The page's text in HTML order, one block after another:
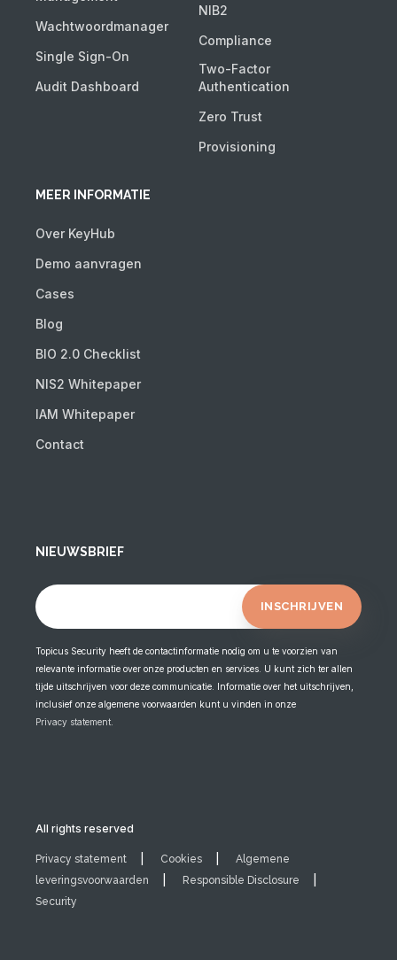
Wachtwoordmanager
Single Sign-On
Audit Dashboard
NIB2
Compliance
Two-Factor
Authentication
Zero Trust
Provisioning
MEER INFORMATIE
Over KeyHub
Demo aanvragen
Cases
Blog
BIO 2.0 Checklist
NIS2 Whitepaper
IAM Whitepaper
Contact
NIEUWSBRIEF
Topicus Security heeft de contactinformatie nodig om u te voorzien van
relevante informatie over onze producten en services. U kunt zich ter allen
tijde uitschrijven voor deze communicatie. Informatie over het uitschrijven,
inclusief onze algemene voorwaarden kunt u vinden in onze
Privacy statement
All rights reserved
Privacy statement Cookies
Algemene
leveringsvoorwaarden
Responsible Disclosure
Security